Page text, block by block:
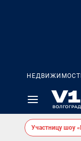
Участницу шоу